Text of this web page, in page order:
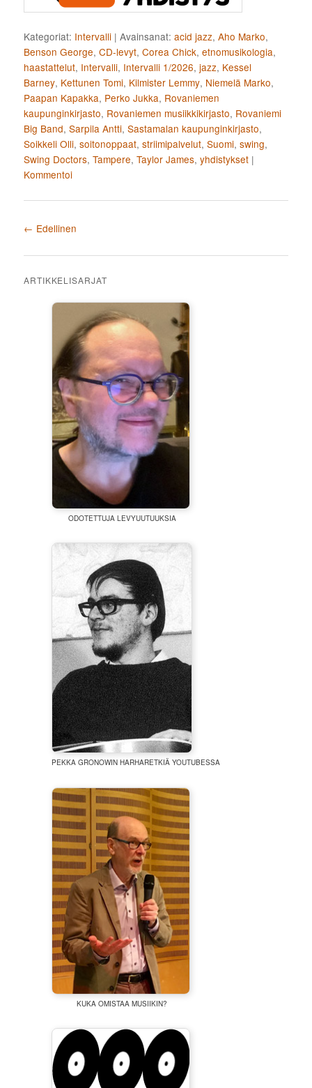
Kategoriat: Intervalli |Avainsanat: acid jazz,Aho Marko,
Benson George,CD-levyt,Corea Chick,etnomusikologia,
haastattelut, Intervalli, Intervalli 1/2026,jazz, Kessel
Barney, Kettunen Tomi, Kilmister Lemmy, Niemelä Marko,
Paapan Kapakka, Perko Jukka, Rovaniemen
kaupunginkirjasto, Rovaniemen musiikkikirjasto, Rovaniemi
Big Band,Sarpila Antti,Sastamalan kaupunginkirjasto,
Soikkeli Olli,soitonoppaat,striimipalvelut,Suomi,swing,
Swing Doctors,Tampere,Taylor James,yhdistykset |
Kommentoi
Artikkelien selaus
← Edellinen
ARTIKKELISARJAT
ODOTETTUJA LEVYUUTUUKSIA
PEKKA GRONOWIN HARHARETKIÄ YOUTUBESSA
KUKA OMISTAA MUSIIKIN?